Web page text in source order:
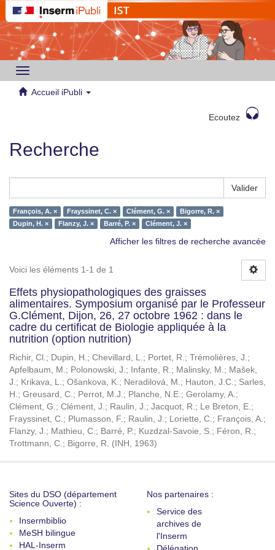
Toggle
navigation
Accueil iPubli
Ecoutez
Recherche
Valider
François, A. × Frayssinet, C. × Clément, G. ×
Bigorre, R. ×
Dupin, H. ×
Flanzy, J. × Barré, P. × Clément, J. ×
Afficher les filtres de recherche avancée
Voici les éléments 1-1 de 1
Effets physiopathologiques des graisses
alimentaires. Symposium organisé par le Professeur
G.Clément, Dijon, 26, 27 octobre 1962 : dans le
cadre du certificat de Biologie appliquée à la
nutrition (option nutrition)
Richir, Cl.; Dupin, H.; Chevillard, L.; Portet, R.; Trémolières, J.;
Apfelbaum, M.; Polonowski, J.; Infante, R.; Malinsky, M.; Mašek,
J.; Krikava, L.; Ošankova, K.; Neradilová, M.; Hauton, J.C.; Sarles,
H.; Greusard, C.; Perrot, M.J.; Planche, N.E.; Gerolamy, A.;
Clément, G.; Clément, J.; Raulin, J.; Jacquot, R.; Le Breton, E.;
Frayssinet, C.; Plumasson, F.; Raulin, J.; Loriette, C.; François, A.;
Flanzy, J.; Mathieu, C.; Barré, P.; Kuzdzal-Savoie, S.; Féron, R.;
Trottmann, C.; Bigorre, R. ( INH , 1963)
Sites du DSO (département
Science Ouverte) :
Insermbiblio
MeSH bilingue
HAL-Inserm
Nos partenaires :
Service des
archives de
l'Inserm